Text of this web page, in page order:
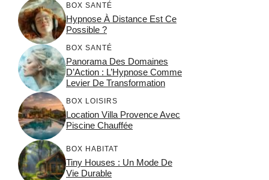
BOX SANTÉ
Hypnose À Distance Est Ce
Possible ?
BOX SANTÉ
Panorama Des Domaines
D’Action : L’Hypnose Comme
Levier De Transformation
BOX LOISIRS
Location Villa Provence Avec
Piscine Chauffée
BOX HABITAT
Tiny Houses : Un Mode De
Vie Durable